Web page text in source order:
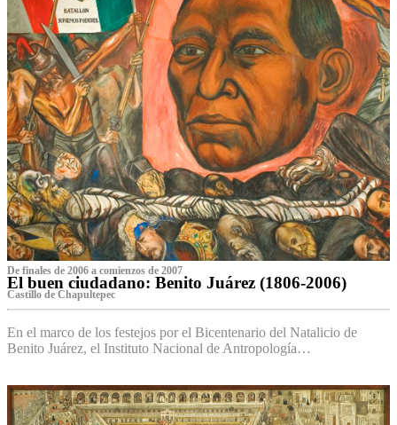
De finales de 2006 a comienzos de 2007
El buen ciudadano: Benito Juárez (1806-2006)
Castillo de Chapultepec
En el marco de los festejos por el Bicentenario del Natalicio de
Benito Juárez, el Instituto Nacional de Antropología…